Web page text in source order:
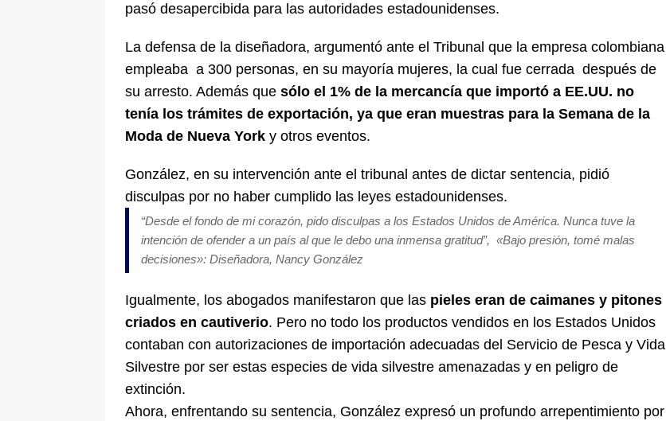
pasó desapercibida para las autoridades estadounidenses.
La defensa de la diseñadora, argumentó ante el Tribunal que la empresa colombiana
empleaba a 300 personas, en su mayoría mujeres, la cual fue cerrada después de
su arresto. Además que sólo el 1% de la mercancía que importó a EE.UU. no
tenía los trámites de exportación, ya que eran muestras para la Semana de la
Moda de Nueva York y otros eventos.
González, en su intervención ante el tribunal antes de dictar sentencia, pidió
disculpas por no haber cumplido las leyes estadounidenses.
“Desde el fondo de mi corazón, pido disculpas a los Estados Unidos de América. Nunca tuve la
intención de ofender a un país al que le debo una inmensa gratitud”, «Bajo presión, tomé malas
decisiones»: Diseñadora, Nancy González
Igualmente, los abogados manifestaron que las pieles eran de caimanes y pitones
criados en cautiverio. Pero no todo los productos vendidos en los Estados Unidos
contaban con autorizaciones de importación adecuadas del Servicio de Pesca y Vida
Silvestre por ser estas especies de vida silvestre amenazadas y en peligro de
extinción.
Ahora, enfrentando su sentencia, González expresó un profundo arrepentimiento por